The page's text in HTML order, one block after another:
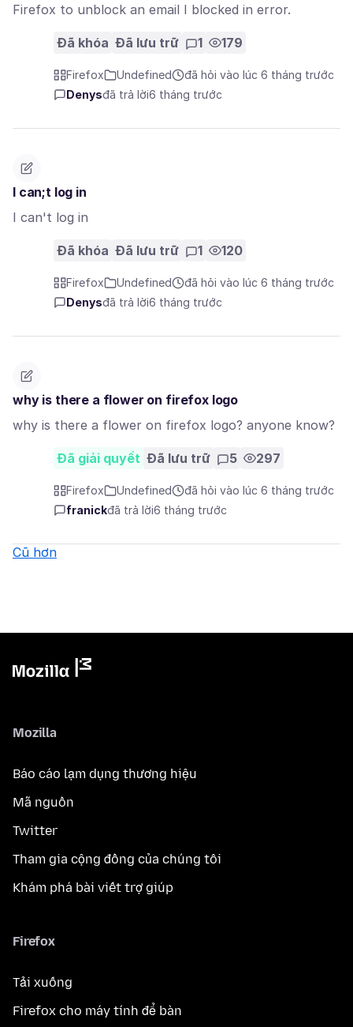
Firefox to unblock an email I blocked in error.
Đã khóa Đã lưu trữ 1 179
Firefox Undefined
đã hỏi vào lúc 6 tháng trước
Denysđã trả lời6 tháng trước
I can;t log in
I can't log in
Đã khóa Đã lưu trữ 1 120
Firefox Undefined
đã hỏi vào lúc 6 tháng trước
Denysđã trả lời6 tháng trước
why is there a flower on firefox logo
why is there a flower on firefox logo? anyone know?
Đã giải quyết Đã lưu trữ 5 297
Firefox Undefined
đã hỏi vào lúc 6 tháng trước
franickđã trả lời6 tháng trước
Cũ hơn
Mozilla
Báo cáo lạm dụng thương hiệu
Mã nguồn
Twitter
Tham gia cộng đồng của chúng tôi
Khám phá bài viết trợ giúp
Firefox
Tải xuống
Firefox cho máy tính để bàn